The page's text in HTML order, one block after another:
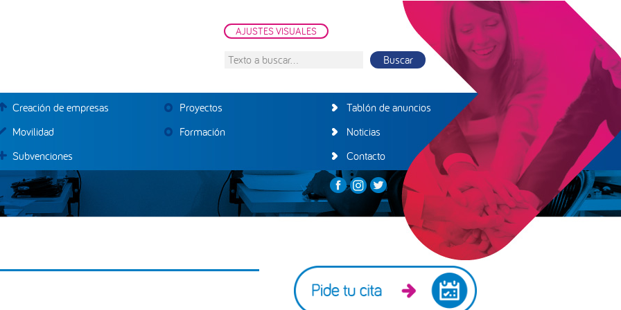
AJUSTES VISUALES
Texto
Creación de empresas
Movilidad
Subvenciones
Proyectos
Formación
Tablón de anuncios
Noticias
Contacto
Barra
lateral